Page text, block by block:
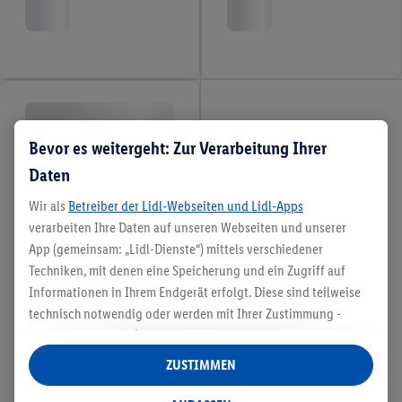
Bevor es weitergeht: Zur Verarbeitung Ihrer
Daten
Wir als Betreiber der Lidl-Webseiten und Lidl-Apps
verarbeiten Ihre Daten auf unseren Webseiten und unserer
App (gemeinsam: „Lidl-Dienste“) mittels verschiedener
Techniken, mit denen eine Speicherung und ein Zugriff auf
Informationen in Ihrem Endgerät erfolgt. Diese sind teilweise
technisch notwendig oder werden mit Ihrer Zustimmung -
auch durch Partner (u.a.
Verantwortliche; im Zusammenhang mit dem IAB TCF
insgesamt
ZUSTIMMEN